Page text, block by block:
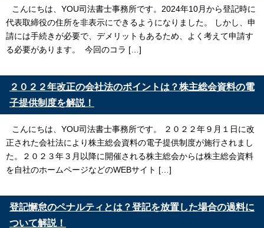
こんにちは、YOU司法書士事務所です。2024年10月から登記時に
代表取締役の住所を非表示にできるようになりました。 しかし、申
請には手続きが必要で、デメリットもあるため、よく考えて申請す
る必要があります。 今回のコラ […]
２０２２年改正の会社法のポイントは？株主総会資料の電
子提供制度を解説！
こんにちは、YOU司法書士事務所です。 ２０２２年９月１日に改
正された会社法により株主総会資料の電子提供制度が施行されまし
た。２０２３年３月以降に開催される株主総会からは株主総会資料
を自社のホームページなどのWEBサイト […]
登記懈怠のペナルティとは？登記を放置した場合の過料に
ついて解説！